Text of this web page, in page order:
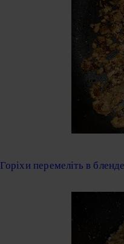
Горіхи перемеліть в